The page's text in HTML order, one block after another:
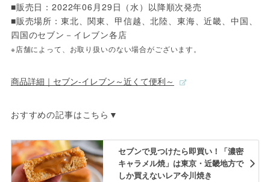
■販売日：2022年06月29日（水）以降順次発売
■販売場所：東北、関東、甲信越、北陸、東海、近畿、中国、
四国のセブン－イレブン各店
※店舗によって、お取り扱いのない場合がございます。
商品詳細｜セブン‐イレブン～近くて便利～
おすすめの記事はこちら▼
セブンで見つけたら即買い！「濃密
キャラメル焼」は東京・近畿地方で
しか買えないレア今川焼き